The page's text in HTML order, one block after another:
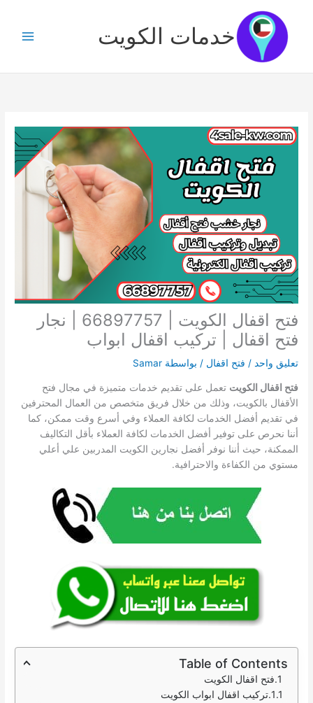
المحتوى
خدمات الكويت
فتح اقفال الكويت | 66897757 | نجار
فتح اقفال | تركيب اقفال ابواب
تعليق واحد / فتح اقفال / بواسطة Samar
فتح اقفال الكويت تعمل على تقديم خدمات متميزة في مجال فتح
الأقفال بالكويت، وذلك من خلال فريق متخصص من العمال المحترفين
في تقديم أفضل الخدمات لكافة العملاء وفي أسرع وقت ممكن، كما
أننا نحرص على توفير أفضل الخدمات لكافة العملاء بأقل التكاليف
الممكنة، حيث أننا نوفر أفضل نجارين الكويت المدربين علي أعلي
مستوي من الكفاءة والاحترافية.
Table of Contents
فتح اقفال الكويت
تركيب اقفال ابواب الكويت